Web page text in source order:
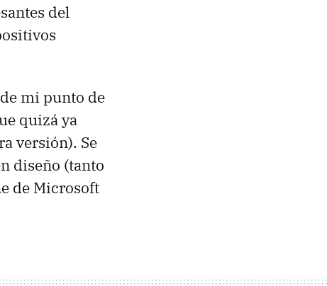
del
mi punto de
quizá ya
versión). Se
diseño (tanto
de Microsoft